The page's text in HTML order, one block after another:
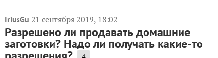
IriusGu 21 сентября 2019, 18:02
Разрешено ли продавать домашние
заготовки? Надо ли получать какие-то